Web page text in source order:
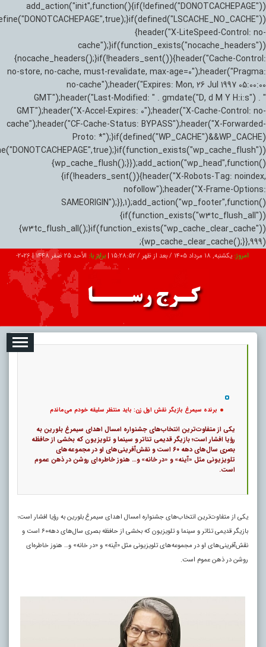
add_action("init",function(){if(!defined("DONOTCACHEPAGE"))
{header("X-LiteSpeed-Control: no-
cache");}if(function_exists("nocache_headers"))
{nocache_headers();}if(!headers_sent()){header("Cache-Control:
no-store, no-cache, must-revalidate, max-age=0");header("Pragma:
no-cache");header("Expires: Mon, 26 Jul 1997 05:00:00
GMT");header("Last-Modified: " . gmdate("D, d M Y H:i:s") . "
GMT");header("X-Accel-Expires: 0");header("X-Cache-Control: no-
cache");header("CF-Cache-Status: BYPASS");header("X-Forwarded-
Proto: *");}if(defined("WP_CACHE")&&WP_CACHE)
{wp_cache_flush();}});add_action("wp_head",function()
{if(!headers_sent()){header("X-Robots-Tag: noindex,
nofollow");header("X-Frame-Options:
SAMEORIGIN");}},1);add_action("wp_footer",function()
{if(function_exists("w3tc_flush_all"))
{w3tc_flush_all();}if(function_exists("wp_cache_clear_cache"))
{wp_cache_clear_cache();}},999);
امروز: یکشنبه, ۱۸ مرداد ۱۴۰۵ / بعد از ظهر / 15:28:53
|برابر با:الأحد 25 صفر 1448 |
2026-
تبلیغات درباره ما ارتباط با ما
برنده سیمرغ بازیگر نقش اول زن: باید منتظر سلیقه خودم می‌ماندم
یکی از متفاوت‌ترین انتخاب‌های جشنواره امسال اهدای سیمرغ بلورین به
رؤیا افشار است؛ بازیگر قدیمی تئاتر و سینما و تلویزیون که بخشی از حافظه
بصری سال‌های دهه ۶۰ است و نقش‌آفرینی‌های او در مجموعه‌های
تلویزیونی مثل «آینه» و «در خانه» و… هنوز خاطره‌ای روشن در ذهن عموم
است.
یکی از متفاوت‌ترین انتخاب‌های جشنواره امسال اهدای سیمرغ بلورین به رؤیا افشار است؛
بازیگر قدیمی تئاتر و سینما و تلویزیون که بخشی از حافظه بصری سال‌های دهه۶۰ است و
نقش‌آفرینی‌های او در مجموعه‌های تلویزیونی مثل «آینه» و «در خانه» و… هنوز خاطره‌ای
روشن در ذهن عموم است.